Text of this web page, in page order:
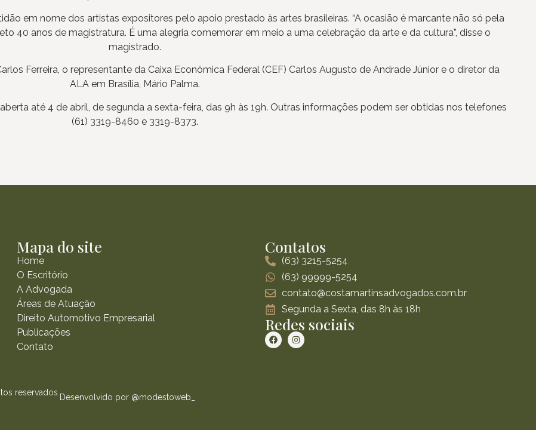
em nome dos artistas expositores pelo apoio prestado às artes brasileiras. “A ocasião é marcante não só pela
40 anos de magistratura. É uma alegria comemorar em meio a uma celebração da arte e da cultura”, disse o
magistrado.
Ferreira, o representante da Caixa Econômica Federal (CEF) Carlos Augusto de Andrade Júnior e o diretor da
ALA em Brasília, Mário Palma.
até 4 de abril, de segunda a sexta-feira, das 9h às 19h. Outras informações podem ser obtidas nos telefones
(61) 3319-8460 e 3319-8373.
Mapa do site
Home
O Escritório
A Advogada
Áreas de Atuação
Direito Automotivo Empresarial
Publicações
Contato
Contatos
(63) 3215-5254
(63) 99999-5254
contato@costamartinsadvogados.com.br
Segunda a Sexta, das 8h às 18h
Redes sociais
reservados.Desenvolvido por @modestoweb_